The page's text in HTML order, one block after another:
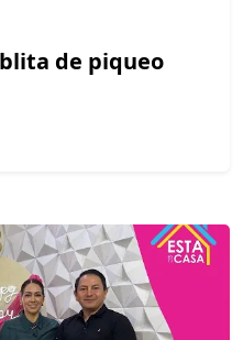
de piqueo